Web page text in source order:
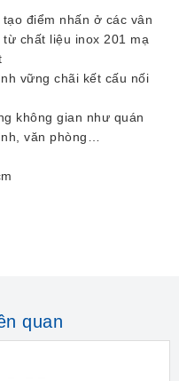
điểm nhấn ở các vân
chất liệu inox 201 mạ
vững chãi kết cấu nối
không gian như quán
văn phòng…
quan